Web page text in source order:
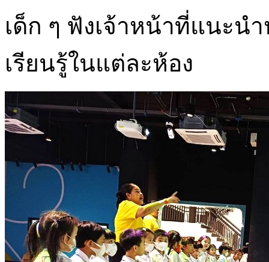
เด็ก ๆ ฟังเจ้าหน้าที่แนะน
เรียนรู้ในแต่ละห้อง